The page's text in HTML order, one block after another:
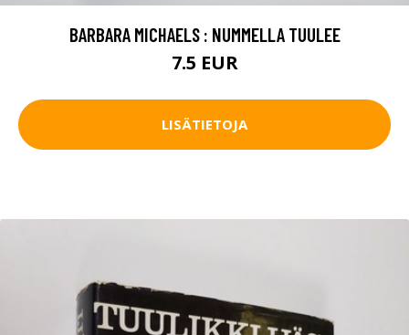
BARBARA MICHAELS : NUMMELLA TUULEE
7.5 EUR
LISÄTIETOJA